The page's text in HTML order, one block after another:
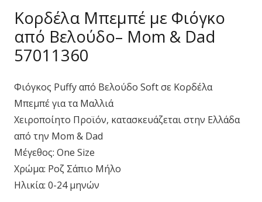
Κορδέλα Μπεμπέ με Φιόγκο
από Βελούδο– Mom & Dad
57011360
Φιόγκος Puffy από Βελούδο Soft σε Κορδέλα
Μπεμπέ για τα Μαλλιά
Χειροποίητο Προϊόν, κατασκευάζεται στην Ελλάδα
από την Mom & Dad
Μέγεθος: One Size
Χρώμα: Ροζ Σάπιο Μήλο
Ηλικία: 0-24 μηνών